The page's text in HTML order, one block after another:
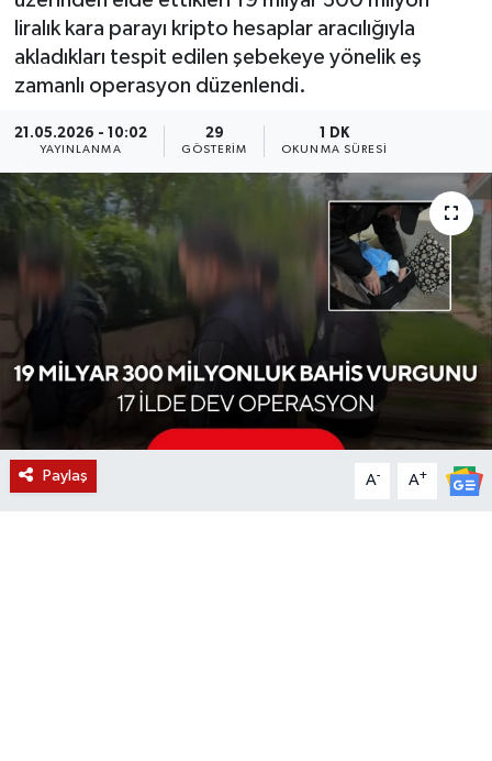
liralık kara parayı kripto hesaplar aracılığıyla
akladıkları tespit edilen şebekeye yönelik eş
zamanlı operasyon düzenlendi.
21.05.2026 - 10:02
YAYINLANMA
29
GÖSTERIM
1 DK
OKUNMA SÜRESI
Paylaş A- A+
KÜLTÜR SANAT
YAŞAM
LIFE
SARIGÖL
SARUHANLI
SELENDİ
KIRKAĞAÇ
DEMİRCİ
GÖLMARMARA
GÖRDES
KÖPRÜBAŞI
SOMA
KÖPRÜBAŞI
KULA
SALİHLİ
SARIGÖL
SARUHANLI
ŞEHZADELER
SELENDİ
TURGUTLU
EKONOMİ
EĞİTİM
KÜLTÜR SANAT
SPOR
YAŞAM
LIFE
BİLİM VE TEKNOLOJİ
YAZARLAR
MANİSA'NIN YÖRESEL LEZZETLERİ